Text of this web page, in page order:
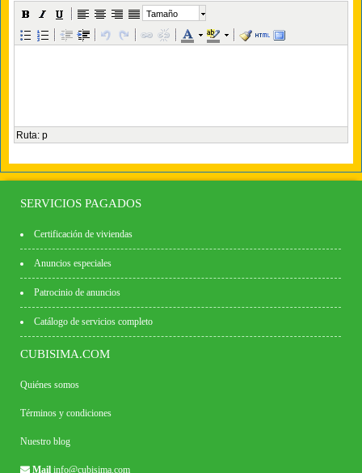
Tamaño
Ruta: p
SERVICIOS PAGADOS
Certificación de viviendas
Anuncios especiales
Patrocinio de anuncios
Catálogo de servicios completo
CUBISIMA.COM
Quiénes somos
Términos y condiciones
Nuestro blog
Mail info@cubisima.com